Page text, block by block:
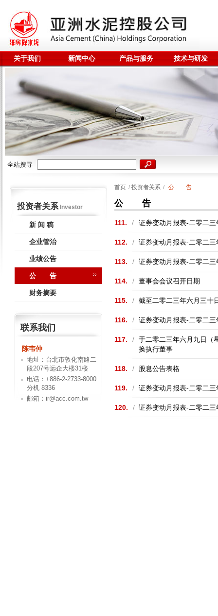
关于我们 新闻中心 产品与服务 技术与研发
全站搜寻
投资者关系Investor
新 闻 稿
企业管治
业绩公告
公 告
财务摘要
联系我们
陈韦仲
地址：台北市敦化南路二
段207号远企大楼31楼
电话：+886-2-2733-8000
分机 8336
邮箱：ir@acc.com.tw
首页 / 投资者关系 / 公 告
公 告
111. / 证券变动月报表-二零二三
112. / 证券变动月报表-二零二三
113. / 证券变动月报表-二零二三
114. / 董事会会议召开日期
115. / 截至二零二三年六月三十
116. / 证券变动月报表-二零二三
117. / 于二零二三年六月九日（
换执行董事
118. / 股息公告表格
119. / 证券变动月报表-二零二三
120. / 证券变动月报表-二零二三